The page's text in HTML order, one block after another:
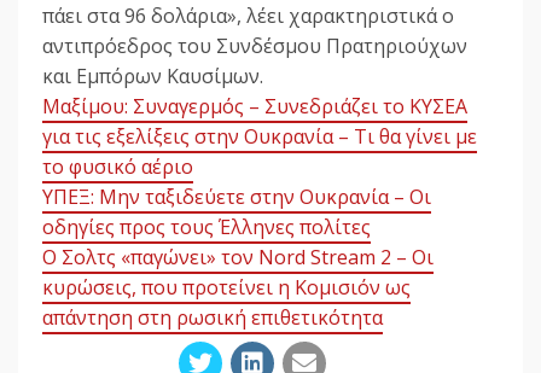
πάει στα 96 δολάρια», λέει χαρακτηριστικά ο
αντιπρόεδρος του Συνδέσμου Πρατηριούχων
και Εμπόρων Καυσίμων.
Mαξίμου: Συναγερμός – Συνεδριάζει το ΚΥΣΕΑ
για τις εξελίξεις στην Ουκρανία – Τι θα γίνει με
το φυσικό αέριο
ΥΠΕΞ: Μην ταξιδεύετε στην Ουκρανία – Οι
οδηγίες προς τους Έλληνες πολίτες
Ο Σολτς «παγώνει» τον Nord Stream 2 – Οι
κυρώσεις, που προτείνει η Κομισιόν ως
απάντηση στη ρωσική επιθετικότητα